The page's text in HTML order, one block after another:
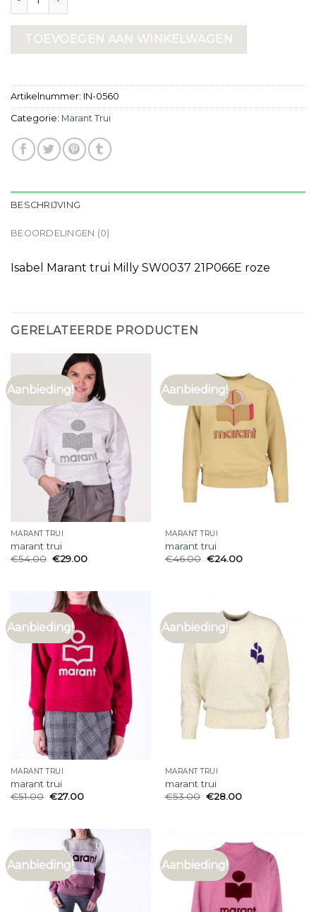
TOEVOEGEN AAN WINKELWAGEN
Artikelnummer: IN-0560
Categorie: Marant Trui
BESCHRIJVING
BEOORDELINGEN (0)
Isabel Marant trui Milly SW0037 21P066E roze
GERELATEERDE PRODUCTEN
Aanbieding!
MARANT TRUI
marant trui
€54.00 €29.00
Aanbieding!
MARANT TRUI
marant trui
€46.00 €24.00
Aanbieding!
MARANT TRUI
marant trui
€51.00 €27.00
Aanbieding!
MARANT TRUI
marant trui
€53.00 €28.00
Aanbieding! Aanbieding!